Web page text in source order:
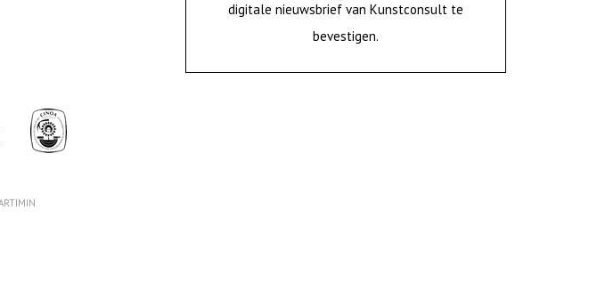
digitale nieuwsbrief van Kunstconsult te
bevestigen.